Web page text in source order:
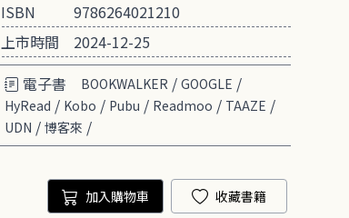
ISBN
9786264021210
上市時間
2024-12-25
電子書
BOOKWALKER / GOOGLE /
HyRead / Kobo / Pubu / Readmoo / TAAZE /
UDN / 博客來 /
加入購物車 收藏書籍